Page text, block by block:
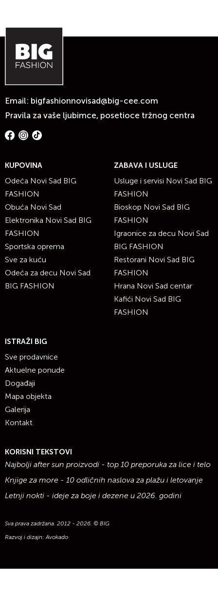
Email: bigfashionnovisad@big-cee.com
Pravila za vaše ljubimce, posetioce tržnog centra
KUPOVINA
Odeća Novi Sad BIG
FASHION
Obuća Novi Sad
Elektronika Novi Sad BIG
FASHION
Sportska oprema
Sve za kuću
Odeća za decu Novi Sad
BIG FASHION
ZABAVA I USLUGE
Usluge i servisi Novi Sad BIG
FASHION
Bioskop Novi Sad BIG
FASHION
Igraonice za decu Novi Sad
BIG FASHION
Restorani Novi Sad BIG
FASHION
Hrana Novi Sad centar
Kafići Novi Sad BIG
FASHION
ISTRAŽI BIG
Sve prodavnice
Aktuelne ponude
Događaji
Mapa objekta
Galerija
Kontakt
KORISNI TEKSTOVI
Najbolji after sun proizvodi - top 10 preporuka za lice i telo
Knjige za more - 10 odličnih naslova za plažu i letovanje
Letnji nokti - ideje za boje i dezene u 2026. godini
Sva prava zadržana. 2012 - 2026. © BIG
Razvoj i dizajn:Avokado